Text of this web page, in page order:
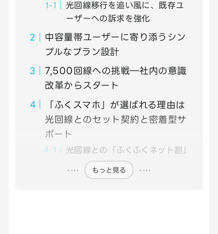
光回線移行を追い風に、既存ユ
ーザーへの訴求を強化
中容量帯ユーザーに寄り添うシン
プルなプラン設計
7,500回線への挑戦―社内の意識
改革からスタート
「ふくスマホ」が選ばれる理由は
光回線とのセット契約と密着型サ
ポート
光回線との「ふくふくネット割」
もっと見る